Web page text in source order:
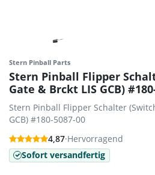
Stern Pinball Parts
Stern Pinball Flipper
Gate & Brckt LIS GCB)
Stern Pinball Flipper Schalter
GCB) #180-5087-00
4,87·Hervorragend
Sofort versandfertig